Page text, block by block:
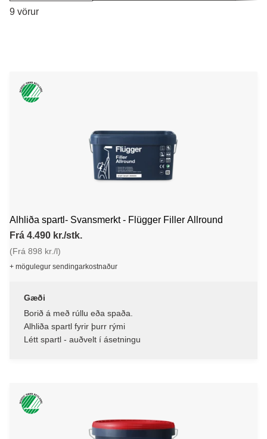
9 vörur
Alhliða spartl- Svansmerkt - Flügger Filler Allround
Frá 4.490 kr./stk.
(Frá 898 kr./l)
+ mögulegur sendingarkostnaður
Gæði
Borið á með rúllu eða spaða.
Alhliða spartl fyrir þurr rými
Létt spartl - auðvelt í ásetningu